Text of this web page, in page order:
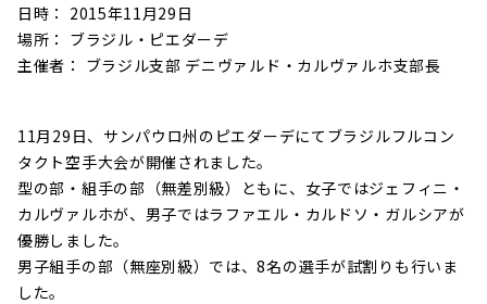
日時： 2015年11月29日
場所： ブラジル・ピエダーデ
主催者： ブラジル支部 デニヴァルド・カルヴァルホ支部長
11月29日、サンパウロ州のピエダーデにてブラジルフルコン
タクト空手大会が開催されました。
型の部・組手の部（無差別級）ともに、女子ではジェフィニ・
カルヴァルホが、男子ではラファエル・カルドソ・ガルシアが
優勝しました。
男子組手の部（無座別級）では、8名の選手が試割りも行いま
した。